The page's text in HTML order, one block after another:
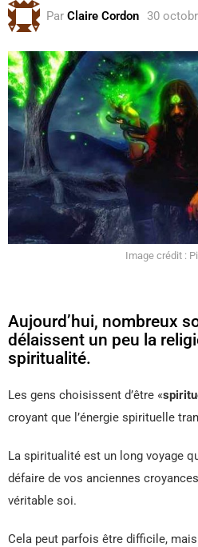
Par Claire Cordon 30
Image crédit :
Aujourd’hui, nombreux
délaissent un peu la
spiritualité.
Les gens choisissent d’être «
croyant que l’énergie spirituelle
La spiritualité est un long voyage
défaire de vos anciennes
véritable soi.
Cela peut parfois être difficile,